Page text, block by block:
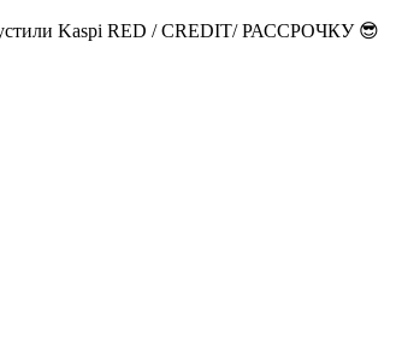
Kaspi RED / CREDIT/ РАССРОЧКУ 😎